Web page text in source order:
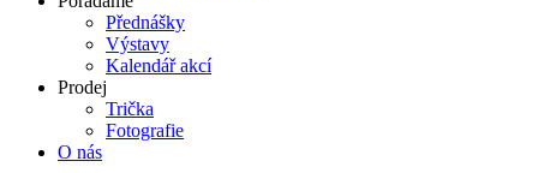
Přednášky
Výstavy
Kalendář akcí
Prodej
Trička
Fotografie
O nás